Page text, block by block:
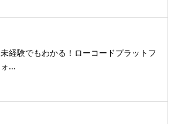
未経験でもわかる！ローコードプラットフ
ォ...